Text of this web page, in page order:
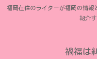
福岡在住のライターが福岡の情報
紹介
禍福は